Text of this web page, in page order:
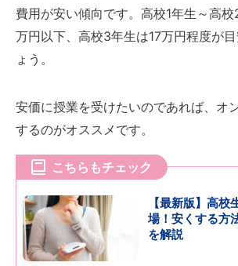
費用が安い傾向です。高校1年生～高
万円以下、高校3年生は17万円程度が
ょう。
安価に授業を受けたいのであれば、オ
するのがオススメです。
こちらもチェック
【最新版】高校
場！安くする方
を解説